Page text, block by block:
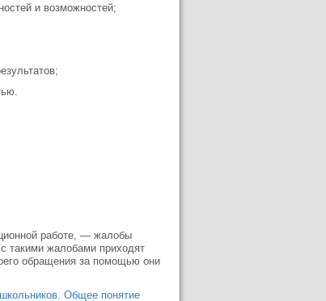
и возможностей;
работе, — жалобы
такими жалобами приходят
обращения за помощью они
Общее понятие